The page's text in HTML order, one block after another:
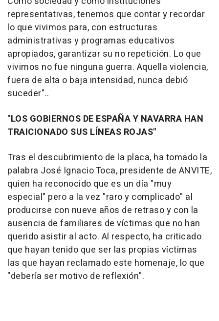
representativas, tenemos que contar y recordar
lo que vivimos para, con estructuras
administrativas y programas educativos
apropiados, garantizar su no repetición. Lo que
vivimos no fue ninguna guerra. Aquella violencia,
fuera de alta o baja intensidad, nunca debió
suceder"..
"LOS GOBIERNOS DE ESPAÑA Y NAVARRA HAN
TRAICIONADO SUS LÍNEAS ROJAS"
Tras el descubrimiento de la placa, ha tomado la
palabra José Ignacio Toca, presidente de ANVITE,
quien ha reconocido que es un día "muy
especial" pero a la vez "raro y complicado" al
producirse con nueve años de retraso y con la
ausencia de familiares de víctimas que no han
querido asistir al acto. Al respecto, ha criticado
que hayan tenido que ser las propias víctimas
las que hayan reclamado este homenaje, lo que
"debería ser motivo de reflexión".